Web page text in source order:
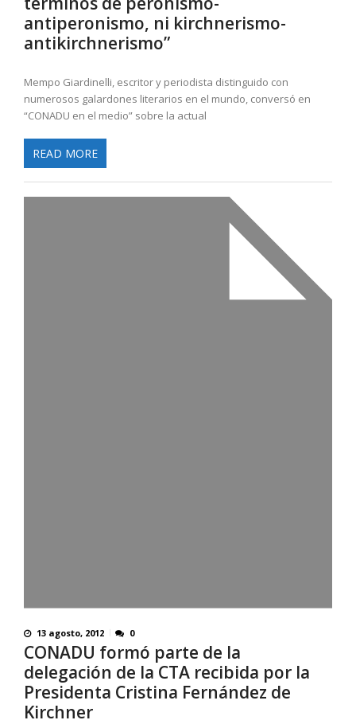
antiperonismo, ni kirchnerismo-
antikirchnerismo”
Mempo Giardinelli, escritor y periodista distinguido con
numerosos galardones literarios en el mundo, conversó en
“CONADU en el medio” sobre la actual
READ MORE
13 agosto, 2012 0
CONADU formó parte de la
delegación de la CTA recibida por la
Presidenta Cristina Fernández de
Kirchner